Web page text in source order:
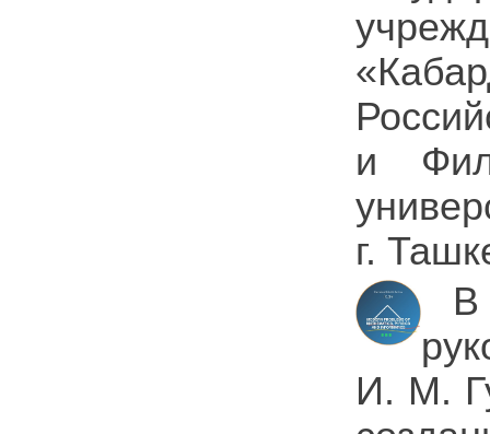
и
г.
В
И. М.